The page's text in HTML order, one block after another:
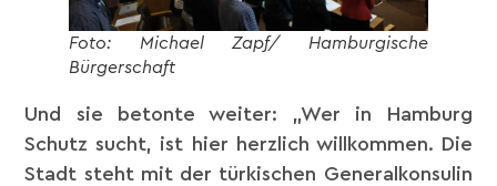
Foto: Michael Zapf/ Hamburgische
Bürgerschaft
Und sie betonte weiter: „Wer in Hamburg
Schutz sucht, ist hier herzlich willkommen. Die
Stadt steht mit der türkischen Generalkonsulin